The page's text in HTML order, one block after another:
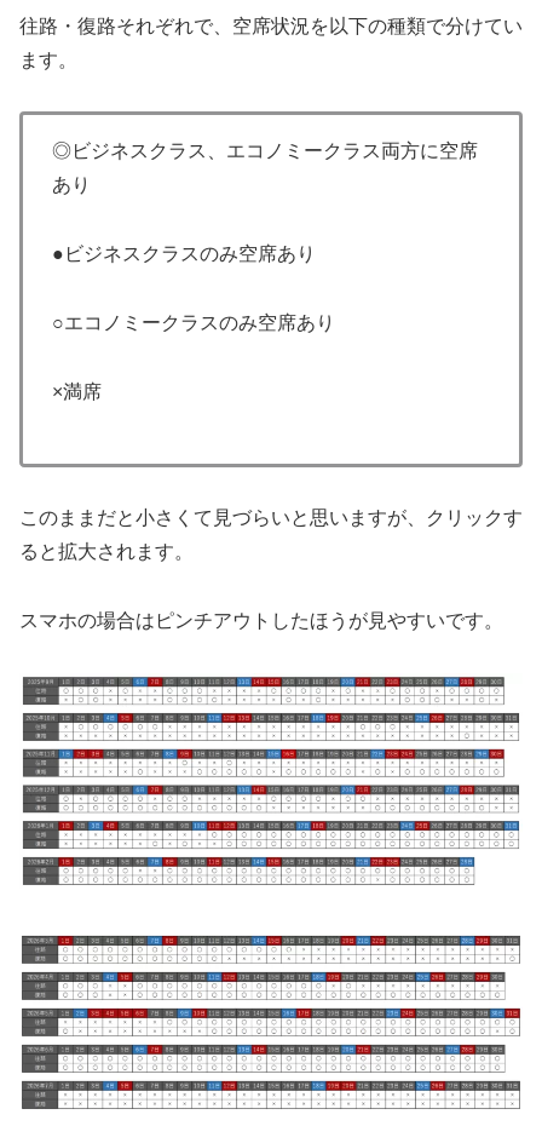
往路・復路それぞれで、空席状況を以下の種類で分けてい
ます。
◎ビジネスクラス、エコノミークラス両方に空席
あり
●ビジネスクラスのみ空席あり
○エコノミークラスのみ空席あり
×満席
このままだと小さくて見づらいと思いますが、クリックす
ると拡大されます。
スマホの場合はピンチアウトしたほうが見やすいです。